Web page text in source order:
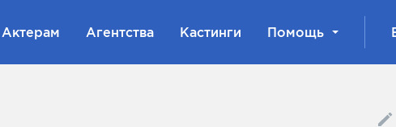
Актерам Агентства Кастинги Помощь